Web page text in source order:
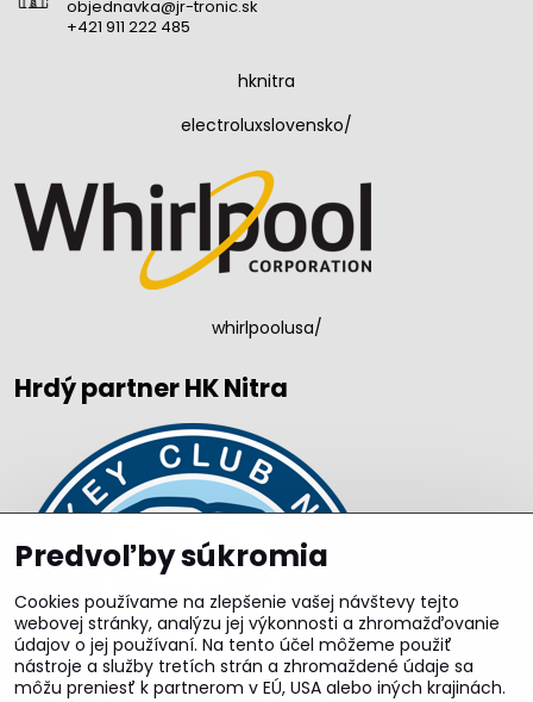
objednavka@jr-tronic.sk
+421 911 222 485
hknitra
electroluxslovensko/
whirlpoolusa/
Hrdý partner HK Nitra
Predvoľby súkromia
Cookies používame na zlepšenie vašej návštevy tejto
webovej stránky, analýzu jej výkonnosti a zhromažďovanie
údajov o jej používaní. Na tento účel môžeme použiť
nástroje a služby tretích strán a zhromaždené údaje sa
môžu preniesť k partnerom v EÚ, USA alebo iných krajinách.